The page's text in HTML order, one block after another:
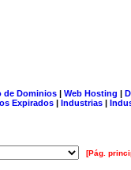
de Dominios| Web Hosting |
Expirados | Industrias |
[Pág.